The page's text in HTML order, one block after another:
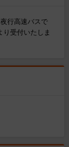
行高速バスで
受付いたしま